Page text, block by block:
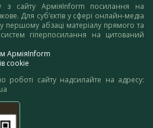
з сайту АрміяInform посилання на
Для суб’єктів у сфері онлайн-медіа
першому абзаці матеріалу прямого та
гіперпосилання на цитований
АрміяInform
cookie
роботі сайту надсилайте на адресу: